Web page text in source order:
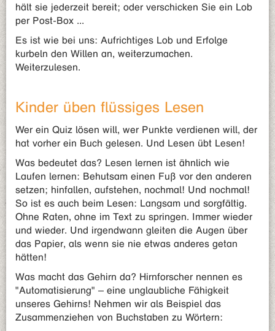
hält sie jederzeit bereit; oder verschicken Sie ein Lob
per Post-Box ...
Es ist wie bei uns: Aufrichtiges Lob und Erfolge
kurbeln den Willen an, weiterzumachen.
Weiterzulesen.
Kinder üben flüssiges Lesen
Wer ein Quiz lösen will, wer Punkte verdienen will, der
hat vorher ein Buch gelesen. Und Lesen übt Lesen!
Was bedeutet das? Lesen lernen ist ähnlich wie
Laufen lernen: Behutsam einen Fuß vor den anderen
setzen; hinfallen, aufstehen, nochmal! Und nochmal!
So ist es auch beim Lesen: Langsam und sorgfältig.
Ohne Raten, ohne im Text zu springen. Immer wieder
und wieder. Und irgendwann gleiten die Augen über
das Papier, als wenn sie nie etwas anderes getan
hätten!
Was macht das Gehirn da? Hirnforscher nennen es
"Automatisierung" – eine unglaubliche Fähigkeit
unseres Gehirns! Nehmen wir als Beispiel das
Zusammenziehen von Buchstaben zu Wörtern: